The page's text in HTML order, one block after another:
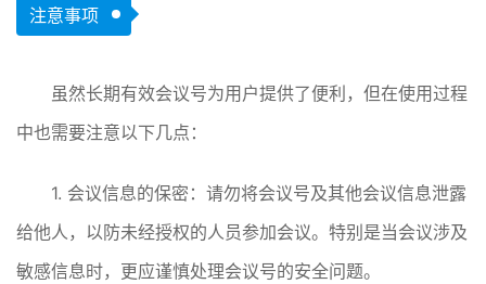
注意事项
虽然长期有效会议号为用户提供了便利，但在使用过程
中也需要注意以下几点：
1. 会议信息的保密：请勿将会议号及其他会议信息泄露
给他人，以防未经授权的人员参加会议。特别是当会议涉及
敏感信息时，更应谨慎处理会议号的安全问题。